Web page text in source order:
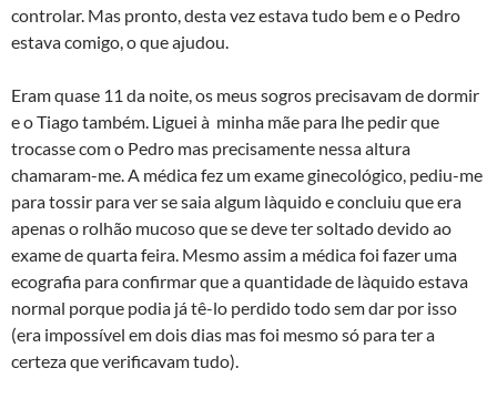
controlar. Mas pronto, desta vez estava tudo bem e o Pedro
estava comigo, o que ajudou.
Eram quase 11 da noite, os meus sogros precisavam de dormir
e o Tiago também. Liguei à minha mãe para lhe pedir que
trocasse com o Pedro mas precisamente nessa altura
chamaram-me. A médica fez um exame ginecológico, pediu-me
para tossir para ver se saia algum là­quido e concluiu que era
apenas o rolhão mucoso que se deve ter soltado devido ao
exame de quarta feira. Mesmo assim a médica foi fazer uma
ecografia para confirmar que a quantidade de là­quido estava
normal porque podia já tê-lo perdido todo sem dar por isso
(era impossível em dois dias mas foi mesmo só para ter a
certeza que verificavam tudo).